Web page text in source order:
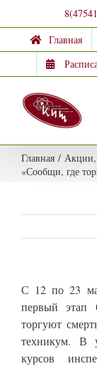
to
content
Главная
Главная / Акции,
«Сообщи, где
С 12 по 23
первый этап
торгуют
техникум. В
курсов